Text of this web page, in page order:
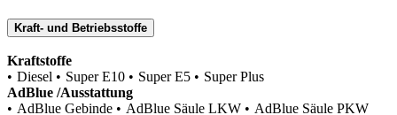
Kraft- und Betriebsstoffe
Kraftstoffe
Diesel
Super E10 Super E5
Super Plus
AdBlue /Ausstattung
AdBlue Gebinde
AdBlue Säule LKW AdBlue Säule PKW